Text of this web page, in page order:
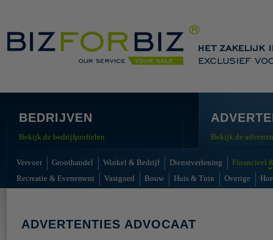
BEDRIJVEN
Bekijk de bedrijfprofielen Bekijk de
Vervoer Groothandel Winkel & Bedrijf Dienstverlening
Financieel
Recreatie & Evenement
Vastgoed Bouw Huis & Tuin Overige
ADVERTENTIES ADVOCAAT